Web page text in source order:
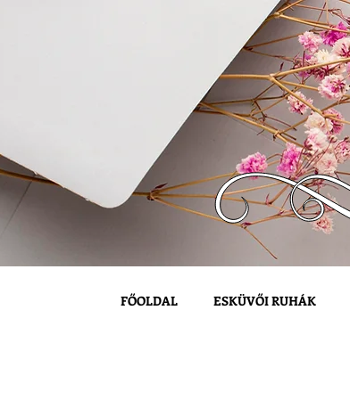
FŐOLDAL ESKÜVŐI RUHÁK